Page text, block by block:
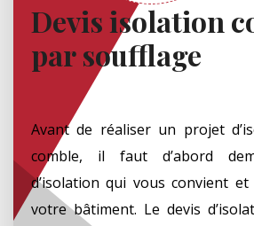
Devis isolation
par soufflage
Avant de réaliser un projet
comble, il faut d’abord
d’isolation qui vous convient
votre bâtiment. Le devis